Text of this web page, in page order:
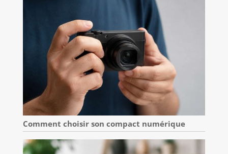
Comment choisir son compact numérique